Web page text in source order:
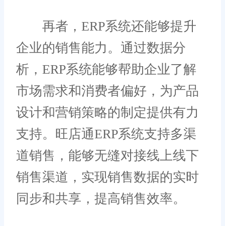
再者，ERP系统还能够提升
企业的销售能力。通过数据分
析，ERP系统能够帮助企业了解
市场需求和消费者偏好，为产品
设计和营销策略的制定提供有力
支持。旺店通ERP系统支持多渠
道销售，能够无缝对接线上线下
销售渠道，实现销售数据的实时
同步和共享，提高销售效率。